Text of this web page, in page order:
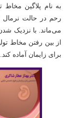
به نام پلاگین
می‌ماند. با نزدیک
از بین رفتن مخاط
برای زایمان آماده کند.